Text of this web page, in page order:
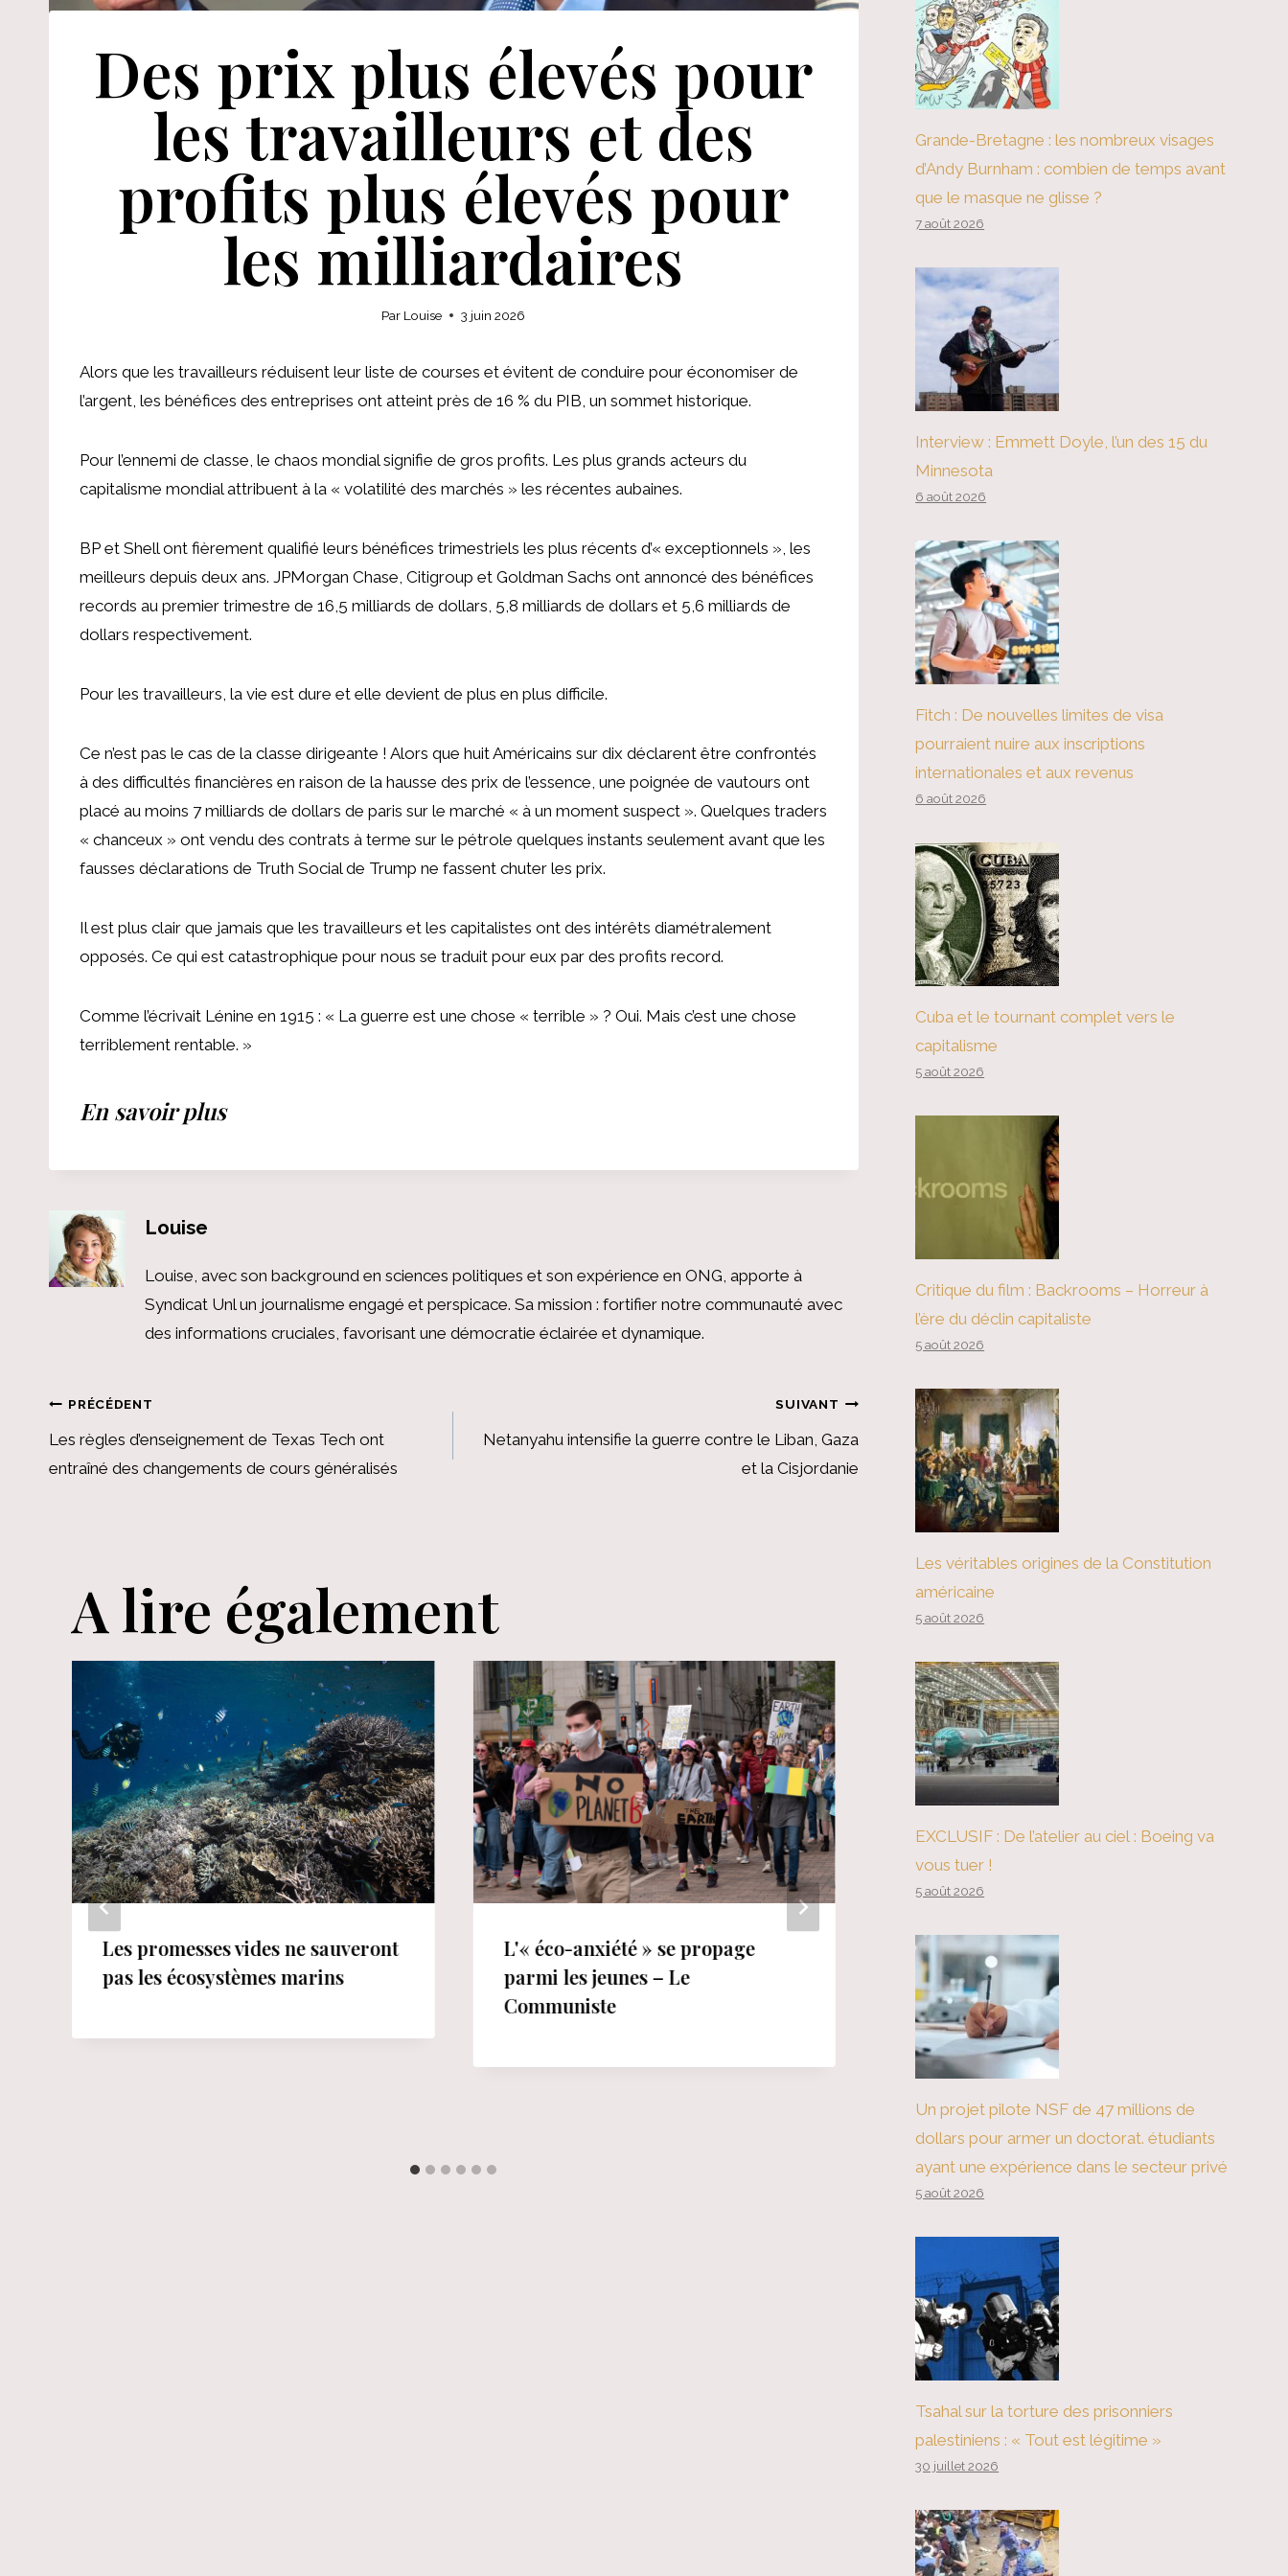
Des prix plus élevés pour
les travailleurs et des
profits plus élevés pour
les milliardaires
Par Louise 3 juin 2026
Alors que les travailleurs réduisent leur liste de courses et évitent de conduire pour économiser de
l’argent, les bénéfices des entreprises ont atteint près de 16 % du PIB, un sommet historique.
Pour l’ennemi de classe, le chaos mondial signifie de gros profits. Les plus grands acteurs du
capitalisme mondial attribuent à la « volatilité des marchés » les récentes aubaines.
BP et Shell ont fièrement qualifié leurs bénéfices trimestriels les plus récents d’« exceptionnels », les
meilleurs depuis deux ans. JPMorgan Chase, Citigroup et Goldman Sachs ont annoncé des bénéfices
records au premier trimestre de 16,5 milliards de dollars, 5,8 milliards de dollars et 5,6 milliards de
dollars respectivement.
Pour les travailleurs, la vie est dure et elle devient de plus en plus difficile.
Ce n’est pas le cas de la classe dirigeante ! Alors que huit Américains sur dix déclarent être confrontés
à des difficultés financières en raison de la hausse des prix de l’essence, une poignée de vautours ont
placé au moins 7 milliards de dollars de paris sur le marché « à un moment suspect ». Quelques traders
« chanceux » ont vendu des contrats à terme sur le pétrole quelques instants seulement avant que les
fausses déclarations de Truth Social de Trump ne fassent chuter les prix.
Il est plus clair que jamais que les travailleurs et les capitalistes ont des intérêts diamétralement
opposés. Ce qui est catastrophique pour nous se traduit pour eux par des profits record.
Comme l’écrivait Lénine en 1915 : « La guerre est une chose « terrible » ? Oui. Mais c’est une chose
terriblement rentable. »
En savoir plus
Louise
Louise, avec son background en sciences politiques et son expérience en ONG, apporte à
Syndicat Unl un journalisme engagé et perspicace. Sa mission : fortifier notre communauté avec
des informations cruciales, favorisant une démocratie éclairée et dynamique.
Navigation
de
PRÉCÉDENT
Les règles d’enseignement de Texas Tech ont
entraîné des changements de cours généralisés
SUIVANT
Netanyahu intensifie la guerre contre le Liban, Gaza
et la Cisjordanie
A lire également
Les promesses vides ne sauveront
pas les écosystèmes marins
L'« éco-anxiété » se propage
parmi les jeunes – Le
Communiste
Trump peut-il obtenir un nouvel
accord Iran?
Grande-Bretagne : les nombreux visages
d’Andy Burnham : combien de temps avant
que le masque ne glisse ?
7 août 2026
Interview : Emmett Doyle, l’un des 15 du
Minnesota
6 août 2026
Fitch : De nouvelles limites de visa
pourraient nuire aux inscriptions
internationales et aux revenus
6 août 2026
Cuba et le tournant complet vers le
capitalisme
5 août 2026
Critique du film : Backrooms – Horreur à
l’ère du déclin capitaliste
5 août 2026
Les véritables origines de la Constitution
américaine
5 août 2026
EXCLUSIF : De l’atelier au ciel : Boeing va
vous tuer !
5 août 2026
Un projet pilote NSF de 47 millions de
dollars pour armer un doctorat. étudiants
ayant une expérience dans le secteur privé
5 août 2026
Tsahal sur la torture des prisonniers
palestiniens : « Tout est légitime »
30 juillet 2026